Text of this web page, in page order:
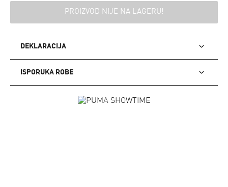
PROIZVOD NIJE NA LAGERU!
DEKLARACIJA
ISPORUKA ROBE